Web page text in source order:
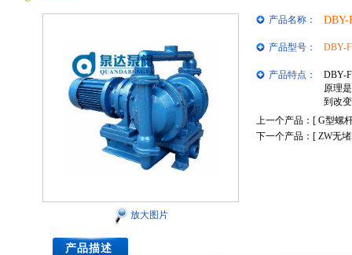
放大图片
产品名称： DBY-
产品型号： DBY-
产品特点：
DBY-
原理
到改
上一个产品：[ G型螺
下一个产品：[ ZW无
产品描述